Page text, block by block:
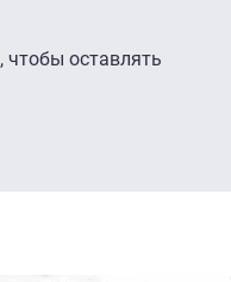
, чтобы оставлять